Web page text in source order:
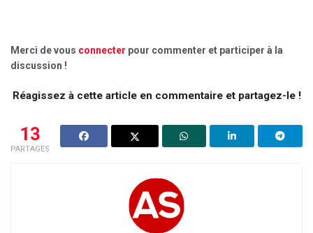
Merci de vous connecter pour commenter et participer à la
discussion !
Réagissez à cette article en commentaire et partagez-le !
13
PARTAGES